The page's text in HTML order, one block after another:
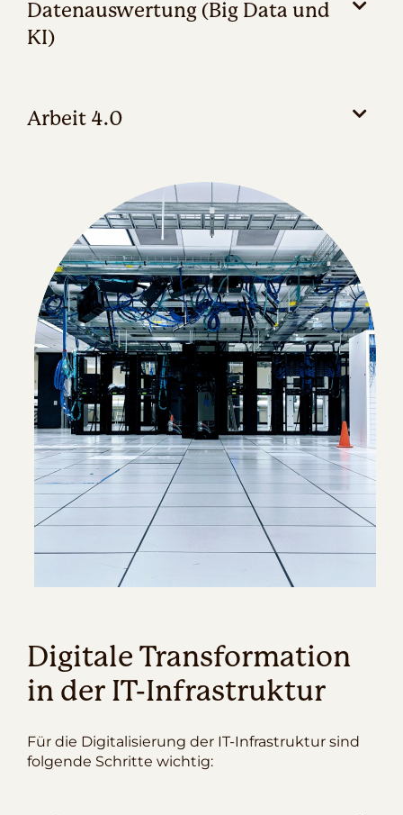
Datenauswertung (Big Data und
KI)
Arbeit 4.0
Digitale Transformation
in der IT-Infrastruktur
Für die Digitalisierung der IT-Infrastruktur sind
folgende Schritte wichtig: